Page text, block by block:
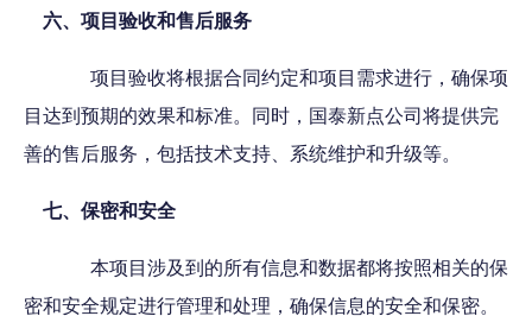
六、项目验收和售后服务
项目验收将根据合同约定和项目需求进行，确保项
目达到预期的效果和标准。同时，国泰新点公司将提供完
善的售后服务，包括技术支持、系统维护和升级等。
七、保密和安全
本项目涉及到的所有信息和数据都将按照相关的保
密和安全规定进行管理和处理，确保信息的安全和保密。